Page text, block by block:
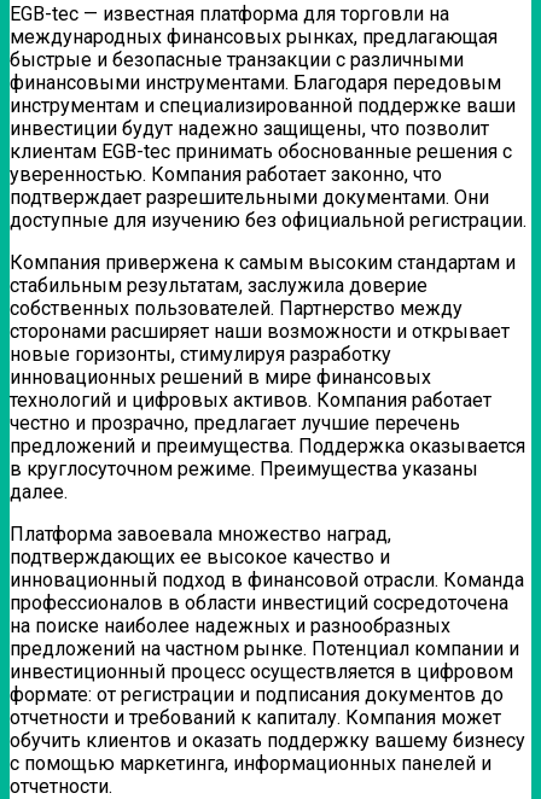
EGB-tec — известная платформа для торговли на
международных финансовых рынках, предлагающая
быстрые и безопасные транзакции с различными
финансовыми инструментами. Благодаря передовым
инструментам и специализированной поддержке ваши
инвестиции будут надежно защищены, что позволит
клиентам EGB-tec принимать обоснованные решения с
уверенностью. Компания работает законно, что
подтверждает разрешительными документами. Они
доступные для изучению без официальной регистрации.
Компания привержена к самым высоким стандартам и
стабильным результатам, заслужила доверие
собственных пользователей. Партнерство между
сторонами расширяет наши возможности и открывает
новые горизонты, стимулируя разработку
инновационных решений в мире финансовых
технологий и цифровых активов. Компания работает
честно и прозрачно, предлагает лучшие перечень
предложений и преимущества. Поддержка оказывается
в круглосуточном режиме. Преимущества указаны
далее.
Платформа завоевала множество наград,
подтверждающих ее высокое качество и
инновационный подход в финансовой отрасли. Команда
профессионалов в области инвестиций сосредоточена
на поиске наиболее надежных и разнообразных
предложений на частном рынке. Потенциал компании и
инвестиционный процесс осуществляется в цифровом
формате: от регистрации и подписания документов до
отчетности и требований к капиталу. Компания может
обучить клиентов и оказать поддержку вашему бизнесу
с помощью маркетинга, информационных панелей и
отчетности.